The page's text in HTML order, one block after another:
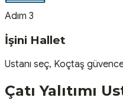
Adım 3
İşini Hallet
Ustanı seç, Koçtaş
Çatı Yalıtımı